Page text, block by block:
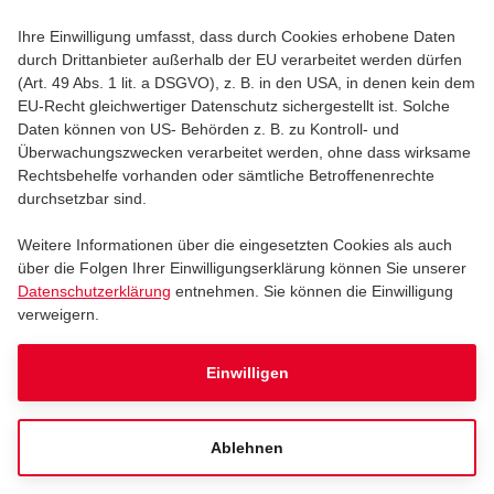
FELIX LOBRECHT - PARKTICKET
Felix Lobrecht - Parkticket
LANXESS arena
FELIX LOBRECHT - PARKTICKET
Ihre Einwilligung umfasst, dass durch Cookies erhobene Daten
durch Drittanbieter außerhalb der EU verarbeitet werden dürfen
(Art. 49 Abs. 1 lit. a DSGVO), z. B. in den USA, in denen kein dem
EU-Recht gleichwertiger Datenschutz sichergestellt ist. Solche
Daten können von US- Behörden z. B. zu Kontroll- und
Überwachungszwecken verarbeitet werden, ohne dass wirksame
Rechtsbehelfe vorhanden oder sämtliche Betroffenenrechte
durchsetzbar sind.
Weitere Informationen über die eingesetzten Cookies als auch
über die Folgen Ihrer Einwilligungserklärung können Sie unserer
Datenschutzerklärung entnehmen. Sie können die Einwilligung
verweigern.
Einwilligen
Ablehnen